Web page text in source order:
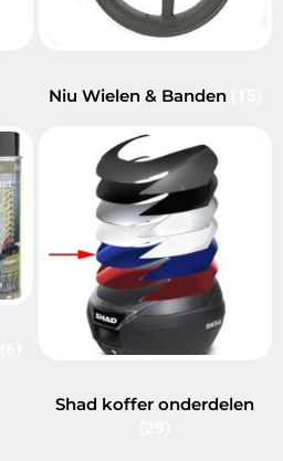
Niu Wielen & Banden
Shad koffer onderdelen